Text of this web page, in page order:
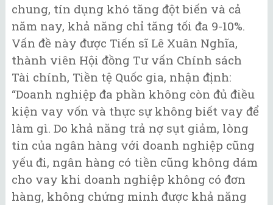
chung, tín dụng khó tăng đột biến và cả
năm nay, khả năng chỉ tăng tối đa 9-10%.
Vấn đề này được Tiến sĩ Lê Xuân Nghĩa,
thành viên Hội đồng Tư vấn Chính sách
Tài chính, Tiền tệ Quốc gia, nhận định:
“Doanh nghiệp đa phần không còn đủ điều
kiện vay vốn và thực sự không biết vay để
làm gì. Do khả năng trả nợ sụt giảm, lòng
tin của ngân hàng với doanh nghiệp cũng
yếu đi, ngân hàng có tiền cũng không dám
cho vay khi doanh nghiệp không có đơn
hàng, không chứng minh được khả năng